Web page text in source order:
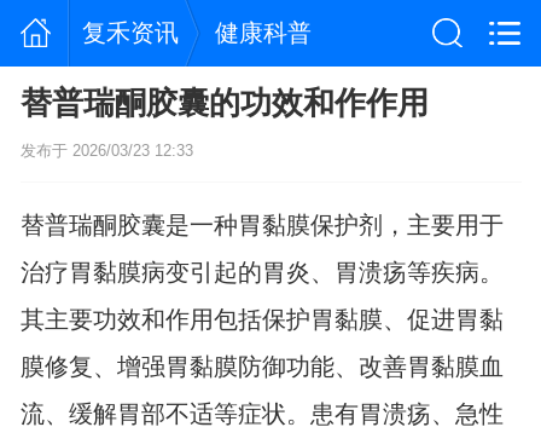
复禾资讯 健康科普
替普瑞酮胶囊的功效和作作用
发布于 2026/03/23 12:33
替普瑞酮胶囊是一种胃黏膜保护剂，主要用于
治疗胃黏膜病变引起的胃炎、胃溃疡等疾病。
其主要功效和作用包括保护胃黏膜、促进胃黏
膜修复、增强胃黏膜防御功能、改善胃黏膜血
流、缓解胃部不适等症状。患有胃溃疡、急性